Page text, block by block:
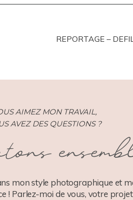
REPORTAGE –
AIMEZ MON TRAVAIL,
AVEZ DES QUESTIONS ?
mon style photographique et
! Parlez-moi de vous, votre